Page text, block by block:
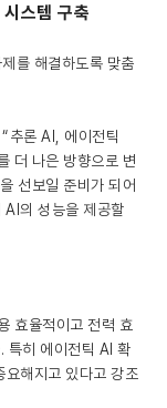
스템 구축
를 해결하도록 맞춤
론 AI, 에이전틱
더 나은 방향으로 변
선보일 준비가 되어
AI의 성능을 제공할
효율적이고 전력 효
특히 에이전틱 AI 확
해지고 있다고 강조